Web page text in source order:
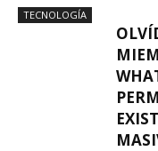
TECNOLOGÍA